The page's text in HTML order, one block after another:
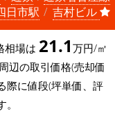
日市駅
吉村ビル
相場は 21.1 万円/㎡
辺の取引価格(売却価
際に値段(坪単価、評